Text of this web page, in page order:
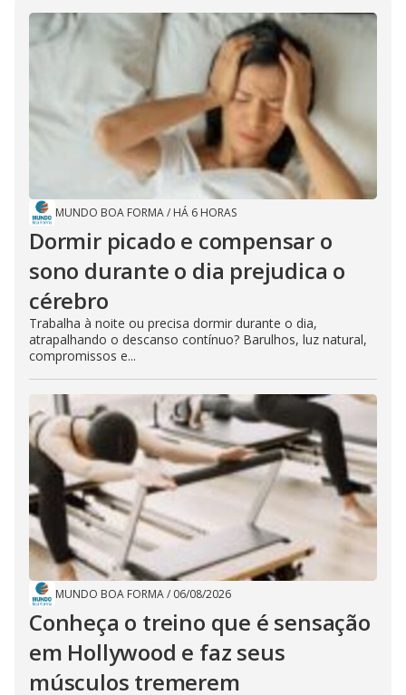
MUNDO BOA FORMA/ HÁ 6 HORAS
Dormir picado e compensar o
sono durante o dia prejudica o
cérebro
Trabalha à noite ou precisa dormir durante o dia,
atrapalhando o descanso contínuo? Barulhos, luz natural,
compromissos e...
MUNDO BOA FORMA/ 06/08/2026
Conheça o treino que é sensação
em Hollywood e faz seus
músculos tremerem